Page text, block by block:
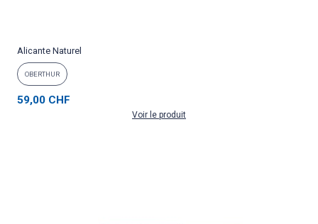
Alicante Naturel
OBERTHUR
59,00 CHF
Voir le produit